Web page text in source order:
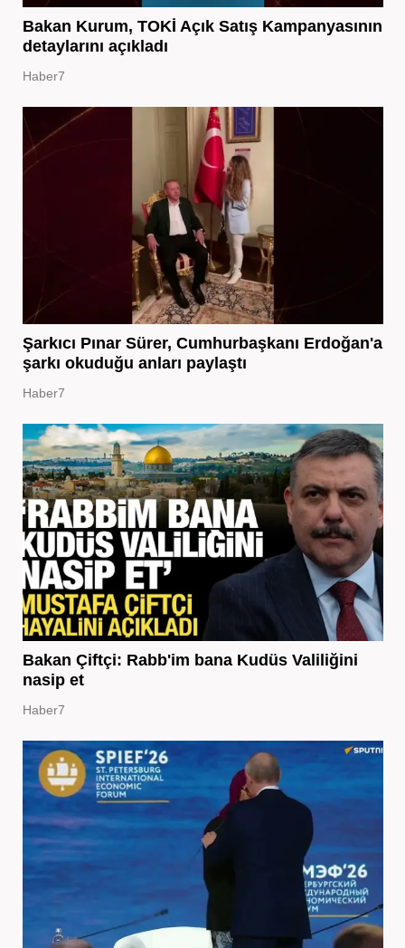
Bakan Kurum, TOKİ Açık Satış Kampanyasının
detaylarını açıkladı
Haber7
Şarkıcı Pınar Sürer, Cumhurbaşkanı Erdoğan'a
şarkı okuduğu anları paylaştı
Haber7
Bakan Çiftçi: Rabb'im bana Kudüs Valiliğini
nasip et
Haber7